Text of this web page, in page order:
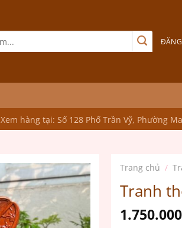
Xem hàng tại: Số 128 Phố Trần Vỹ, Phường
Trang chủ /
Tranh
1.750.000